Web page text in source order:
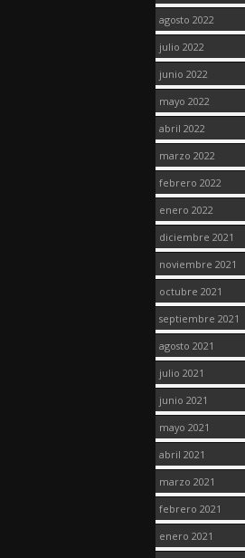
agosto 2022
julio 2022
junio 2022
mayo 2022
abril 2022
marzo 2022
febrero 2022
enero 2022
diciembre 2021
noviembre 2021
octubre 2021
septiembre 2021
agosto 2021
julio 2021
junio 2021
mayo 2021
abril 2021
marzo 2021
febrero 2021
enero 2021